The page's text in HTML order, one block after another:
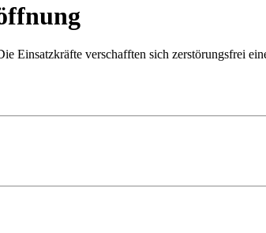
Einsatzkräfte verschafften sich zerstörungsfrei